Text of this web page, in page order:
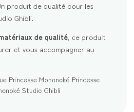
produit de qualité pour les
Ghibli.
de qualité, ce produit
et vous accompagner au